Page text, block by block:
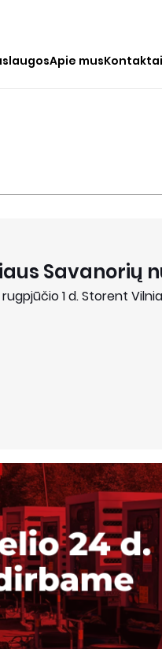
Apie musKontaktai
Savanorių
1 d. Storent